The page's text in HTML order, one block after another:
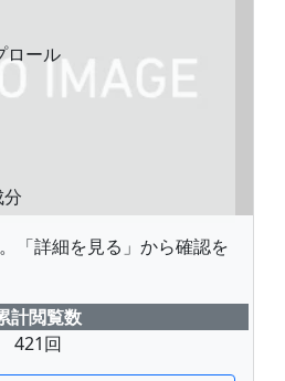
ロール
「詳細を見る」から確認を
計閲覧数
421回